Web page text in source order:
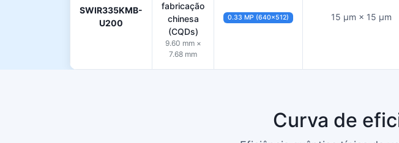
SWIR335KMB-
U200
fabricação
chinesa
(CQDs)
9.60 mm ×
7.68 mm
0.33 MP (640×512) 15 µm × 15 µm
Curva de